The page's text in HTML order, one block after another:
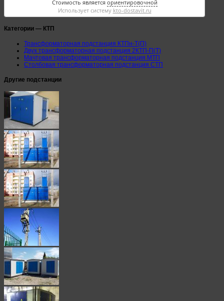
Стоимость является ориентировочной
Использует систему kto-dostavit.ru
Категории — КТП
Трансформаторная подстанция КТПн-Т(П)
Двух трансформаторная подстанция 2КТП-П(Т)
Мачтовая трансформаторная подстанция МТП
Столбовая трансформаторная подстанция СТП
Другие подстанции